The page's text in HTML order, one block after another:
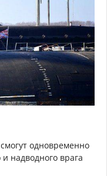
одновременно
надводного врага